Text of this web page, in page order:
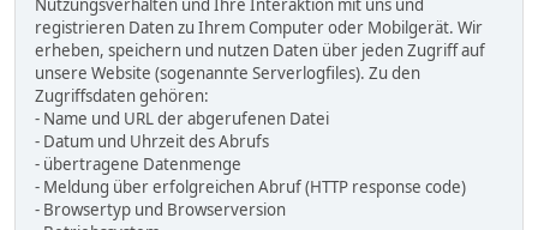
Nutzungsverhalten und Ihre Interaktion mit uns und
registrieren Daten zu Ihrem Computer oder Mobilgerät. Wir
erheben, speichern und nutzen Daten über jeden Zugriff auf
unsere Website (sogenannte Serverlogfiles). Zu den
Zugriffsdaten gehören:
- Name und URL der abgerufenen Datei
- Datum und Uhrzeit des Abrufs
- übertragene Datenmenge
- Meldung über erfolgreichen Abruf (HTTP response code)
- Browsertyp und Browserversion